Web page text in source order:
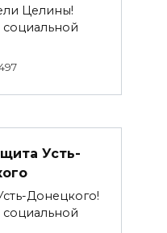
Целины!
Усть-
Донецкого!